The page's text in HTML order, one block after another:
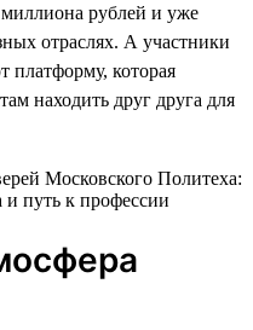
миллиона рублей и уже
отраслях. А участники
платформу, которая
находить друг друга для